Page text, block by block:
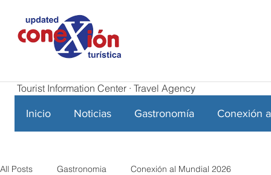
Tourist Information Center · Travel Agency
Inicio Noticias Gastronomía Conexión
All Posts Gastronomia Conexión al Mundial 2026